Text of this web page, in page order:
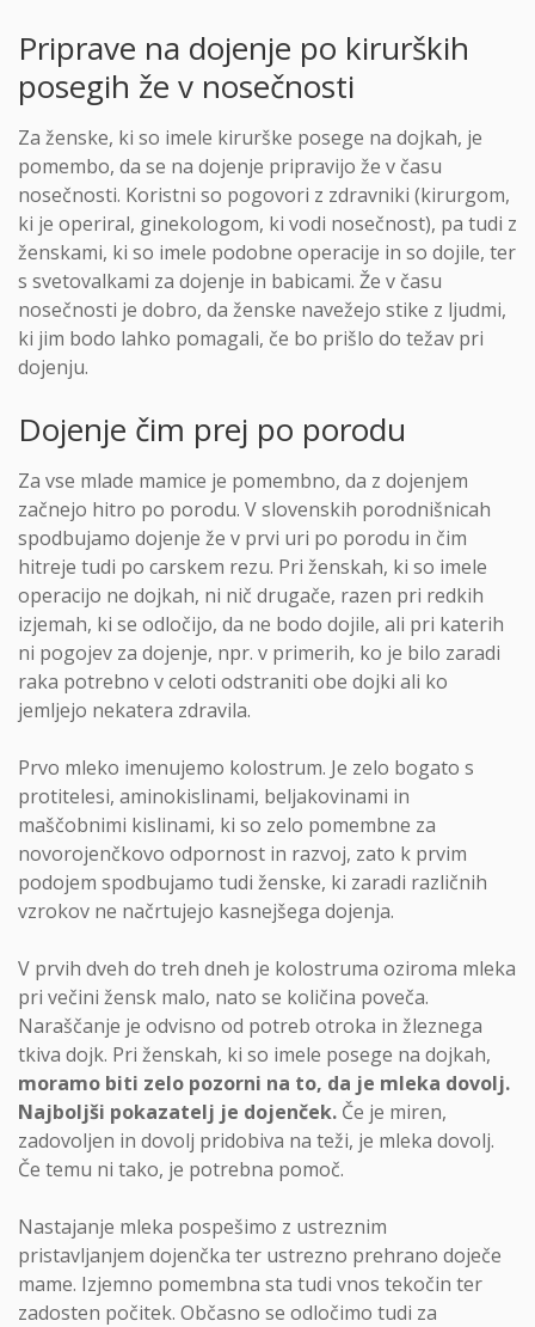
Priprave na dojenje po kirurških
posegih že v nosečnosti
Za ženske, ki so imele kirurške posege na dojkah, je
pomembo, da se na dojenje pripravijo že v času
nosečnosti. Koristni so pogovori z zdravniki (kirurgom,
ki je operiral, ginekologom, ki vodi nosečnost), pa tudi z
ženskami, ki so imele podobne operacije in so dojile, ter
s svetovalkami za dojenje in babicami. Že v času
nosečnosti je dobro, da ženske navežejo stike z ljudmi,
ki jim bodo lahko pomagali, če bo prišlo do težav pri
dojenju.
Dojenje čim prej po porodu
Za vse mlade mamice je pomembno, da z dojenjem
začnejo hitro po porodu. V slovenskih porodnišnicah
spodbujamo dojenje že v prvi uri po porodu in čim
hitreje tudi po carskem rezu. Pri ženskah, ki so imele
operacijo ne dojkah, ni nič drugače, razen pri redkih
izjemah, ki se odločijo, da ne bodo dojile, ali pri katerih
ni pogojev za dojenje, npr. v primerih, ko je bilo zaradi
raka potrebno v celoti odstraniti obe dojki ali ko
jemljejo nekatera zdravila.
Prvo mleko imenujemo kolostrum. Je zelo bogato s
protitelesi, aminokislinami, beljakovinami in
maščobnimi kislinami, ki so zelo pomembne za
novorojenčkovo odpornost in razvoj, zato k prvim
podojem spodbujamo tudi ženske, ki zaradi različnih
vzrokov ne načrtujejo kasnejšega dojenja.
V prvih dveh do treh dneh je kolostruma oziroma mleka
pri večini žensk malo, nato se količina poveča.
Naraščanje je odvisno od potreb otroka in žleznega
tkiva dojk. Pri ženskah, ki so imele posege na dojkah,
moramo biti zelo pozorni na to, da je mleka dovolj.
Najboljši pokazatelj je dojenček. Če je miren,
zadovoljen in dovolj pridobiva na teži, je mleka dovolj.
Če temu ni tako, je potrebna pomoč.
Nastajanje mleka pospešimo z ustreznim
pristavljanjem dojenčka ter ustrezno prehrano doječe
mame. Izjemno pomembna sta tudi vnos tekočin ter
zadosten počitek. Občasno se odločimo tudi za